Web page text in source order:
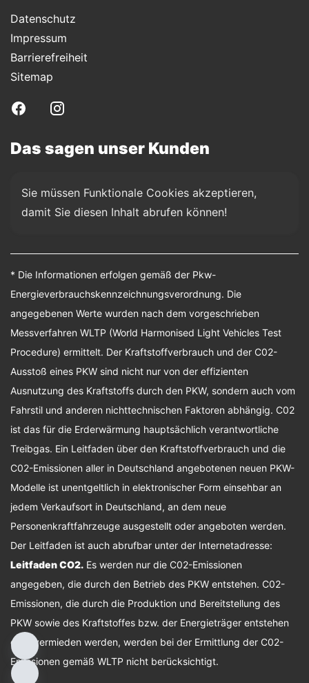
Datenschutz
Impressum
Barrierefreiheit
Sitemap
Das sagen unser Kunden
Sie müssen Funktionale Cookies akzeptieren,
damit Sie diesen Inhalt abrufen können!
* Die Informationen erfolgen gemäß der Pkw-
Energieverbrauchskennzeichnungsverordnung. Die
angegebenen Werte wurden nach dem vorgeschrieben
Messverfahren WLTP (World Harmonised Light Vehicles Test
Procedure) ermittelt. Der Kraftstoffverbrauch und der C02-
Ausstoß eines PKW sind nicht nur von der effizienten
Ausnutzung des Kraftstoffs durch den PKW, sondern auch vom
Fahrstil und anderen nichttechnischen Faktoren abhängig. C02
ist das für die Erderwärmung hauptsächlich verantwortliche
Treibgas. Ein Leitfaden über den Kraftstoffverbrauch und die
C02-Emissionen aller in Deutschland angebotenen neuen PKW-
Modelle ist unentgeltlich in elektronischer Form einsehbar an
jedem Verkaufsort in Deutschland, an dem neue
Personenkraftfahrzeuge ausgestellt oder angeboten werden.
Der Leitfaden ist auch abrufbar unter der Internetadresse:
Leitfaden CO2. Es werden nur die C02-Emissionen
angegeben, die durch den Betrieb des PKW entstehen. C02-
Emissionen, die durch die Produktion und Bereitstellung des
PKW sowie des Kraftstoffes bzw. der Energieträger entstehen
oder vermieden werden, werden bei der Ermittlung der C02-
Emissionen gemäß WLTP nicht berücksichtigt.